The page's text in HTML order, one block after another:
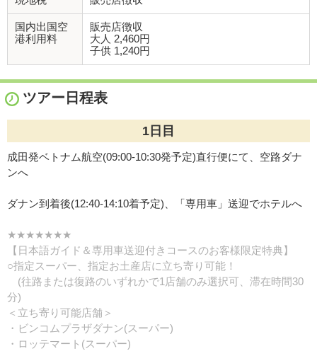
国内出国空
港利用料
販売店徴収
大人 2,460円
子供 1,240円
ツアー日程表
1日目
成田発ベトナム航空(09:00-10:30発予定)直行便にて、空路ダナ
ンへ
ダナン到着後(12:40-14:10着予定)、「専用車」送迎でホテルへ
★★★★★★★
【日本語ガイド＆専用車送迎付きコースのお客様限定特典】
○指定スーパー、指定お土産店に立ち寄り可能！
(往路または復路のいずれかで1店舗のみ選択可、滞在時間30
分)
＜立ち寄り可能店舗＞
・ビンコムプラザダナン(スーパー)
・ロッテマート(スーパー)